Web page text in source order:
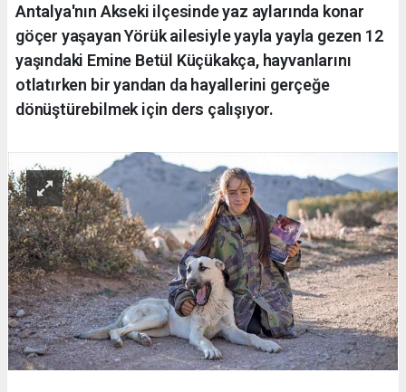
Antalya'nın Akseki ilçesinde yaz aylarında konar
göçer yaşayan Yörük ailesiyle yayla yayla gezen 12
yaşındaki Emine Betül Küçükakça, hayvanlarını
otlatırken bir yandan da hayallerini gerçeğe
dönüştürebilmek için ders çalışıyor.